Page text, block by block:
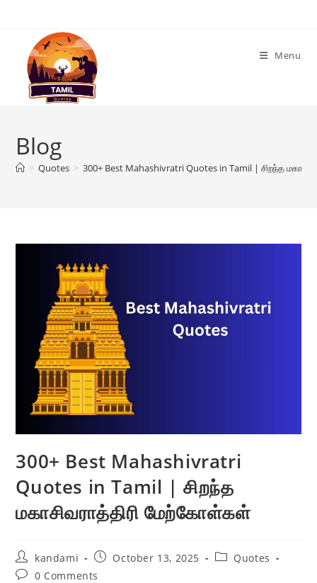
content
Menu
Blog
> Quotes > 300+ Best Mahashivratri Quotes in Tamil | சிறந்த
300+ Best Mahashivratri
Quotes in Tamil | சிறந்த
மகாசிவராத்திரி மேற்கோள்கள்
Post
author:
kandami
PostOctober 13, 2025
PostQuotes
Post0 Comments